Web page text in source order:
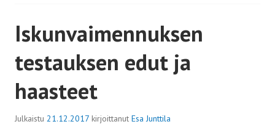
Iskunvaimennuksen
testauksen edut ja
haasteet
Julkaistu 21.12.2017 kirjoittanut Esa Junttila